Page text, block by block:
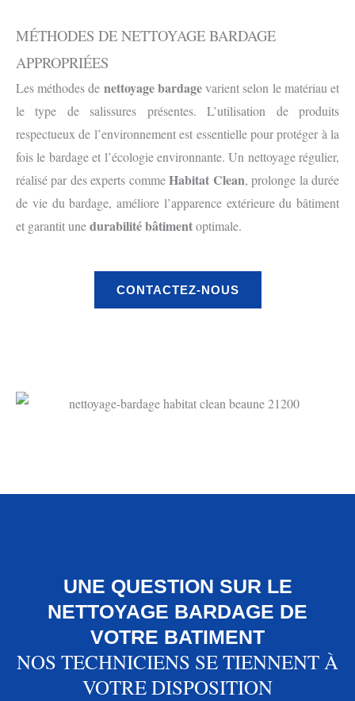
MÉTHODES DE NETTOYAGE BARDAGE
APPROPRIÉES
Les méthodes de nettoyage bardagevarient selon le matériau et
le type de salissures présentes. L’utilisation de produits
respectueux de l’environnement est essentielle pour protéger à la
fois le bardage et l’écologie environnante. Un nettoyage régulier,
réalisé par des experts commeHabitat Clean, prolonge la durée
de vie du bardage, améliore l’apparence extérieure du bâtiment
et garantit unedurabilité bâtimentoptimale.
CONTACTEZ-NOUS
UNE QUESTION SUR LE
NETTOYAGE BARDAGE DE
VOTRE BATIMENT
NOS TECHNICIENS SE TIENNENT À
VOTRE DISPOSITION